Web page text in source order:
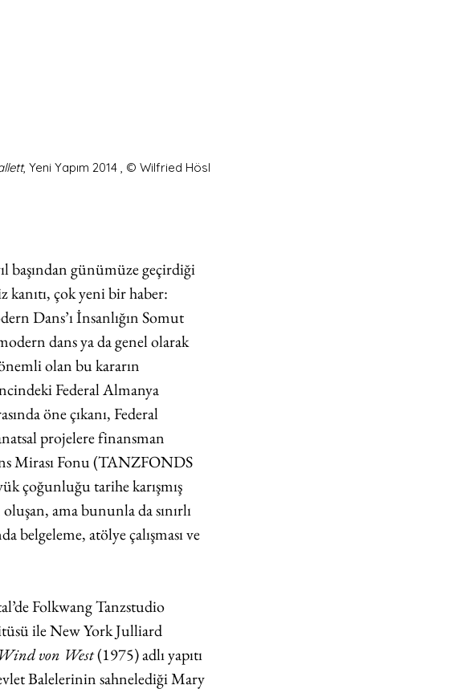
, Yeni Yapım 2014 , © Wilfried Hösl
başından günümüze geçirdiği
çok yeni bir haber:
Dans’ı İnsanlığın Somut
dans ya da genel olarak
olan bu kararın
Federal Almanya
öne çıkanı, Federal
projelere finansman
Mirası Fonu (TANZFONDS
çoğunluğu tarihe karışmış
ama bununla da sınırlı
belgeleme, atölye çalışması ve
Folkwang Tanzstudio
ile New York Julliard
Wind von West (1975) adlı yapıtı
Balelerinin sahnelediği Mary